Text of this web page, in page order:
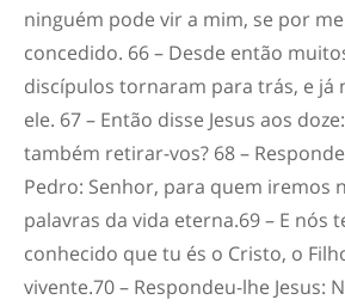
ninguém pode vir a mim, se por
concedido. 66 – Desde então
discípulos tornaram para trás, e já
ele. 67 – Então disse Jesus aos
também retirar-vos? 68 –
Pedro: Senhor, para quem iremos
palavras da vida eterna.69 – E nós
conhecido que tu és o Cristo, o
vivente.70 – Respondeu-lhe Jesus: